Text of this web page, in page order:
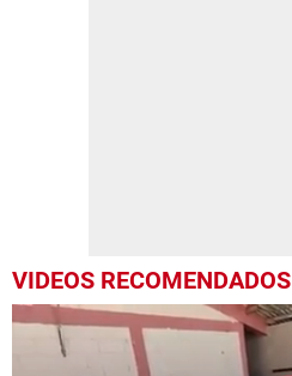
VIDEOS RECOMENDADOS